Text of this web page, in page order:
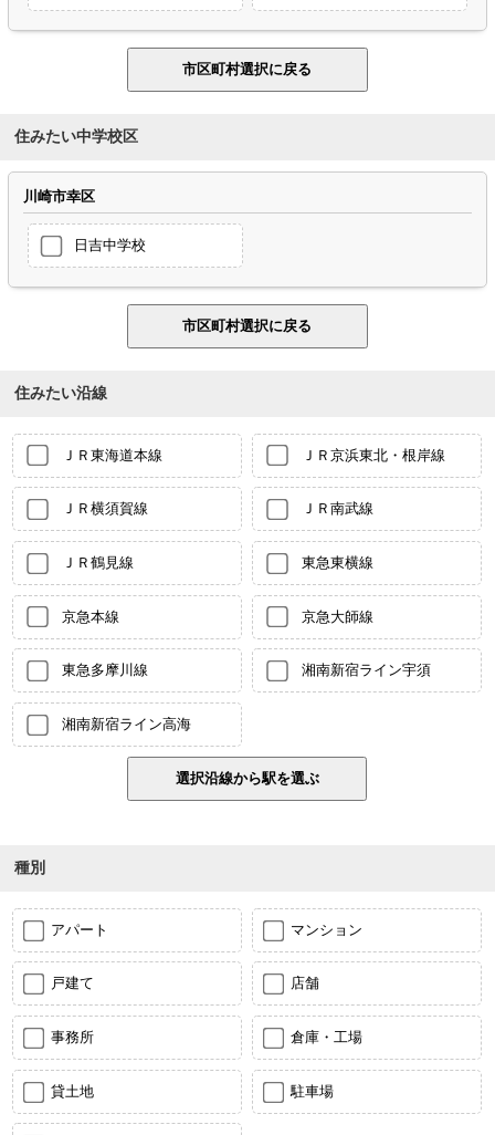
住みたい中学校区
川崎市幸区
日吉中学校
住みたい沿線
ＪＲ東海道本線 ＪＲ京浜東北・根岸線
ＪＲ横須賀線 ＪＲ南武線
ＪＲ鶴見線 東急東横線
京急本線 京急大師線
東急多摩川線 湘南新宿ライン宇須
湘南新宿ライン高海
種別
アパート マンション
戸建て 店舗
事務所 倉庫・工場
貸土地 駐車場